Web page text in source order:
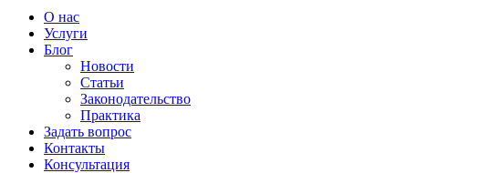
О нас
Услуги
Блог
Новости
Статьи
Законодательство
Практика
Задать вопрос
Контакты
Консультация